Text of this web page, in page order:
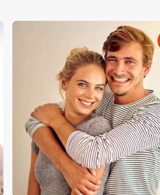
Fiatal Pár – Stock Image
5 00 €0.00